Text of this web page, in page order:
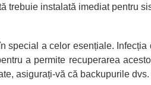
trebuie instalată imediat pentru
special a celor esențiale. Infecția
a permite recuperarea
asigurați-vă că backupurile